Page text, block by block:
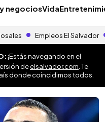
negociosVida
Empleos El Salvador
¡Estás navegando en el
deelsalvador.com . Te
donde coincidimos todos.